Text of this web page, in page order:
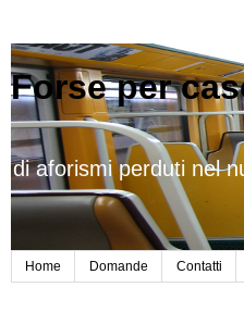
Forse per
di aforismi perduti nel
Home Domande Contatti